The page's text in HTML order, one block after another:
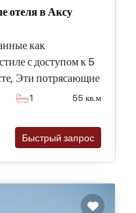
отеля в Аксу
как
с доступом к 5
Эти потрясающие
Аксу в Алтинташе и
1 55 кв.м
Быстрый запрос